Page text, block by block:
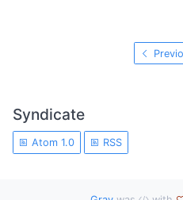
Syndicate
Atom 1.0 RSS